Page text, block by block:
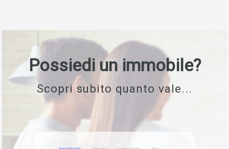
Possiedi un immobile?
Scopri subito quanto vale...